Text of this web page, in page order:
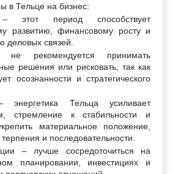
в Тельце на бизнес:
этот период способствует
развитию, финансовому росту и
деловых связей.
рекомендуется принимать
решения или рисковать, так как
осознанности и стратегического
Тельца усиливает
стремление к стабильности и
материальное положение,
и последовательности.
– лучше сосредоточиться на
планировании, инвестициях и